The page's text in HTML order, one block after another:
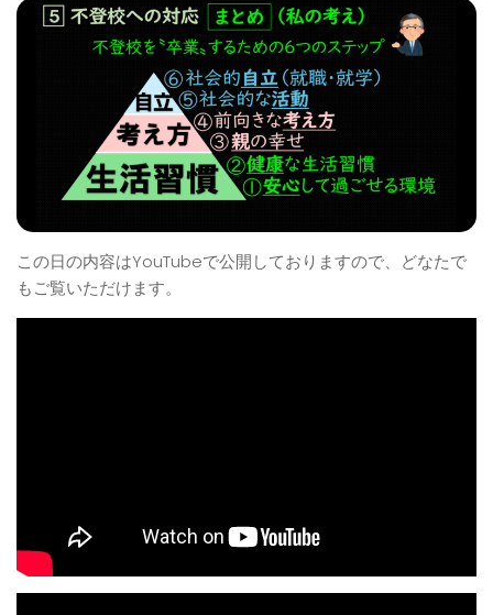
この日の内容はYouTubeで公開しておりますので、どなたで
もご覧いただけます。